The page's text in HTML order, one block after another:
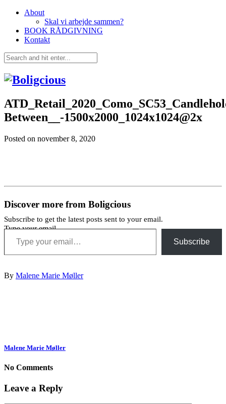
About
Skal vi arbejde sammen?
BOOK RÅDGIVNING
Kontakt
Between__-1500x2000_1024x1024@2x
Posted on november 8, 2020
Discover more from Boligcious
Subscribe to get the latest posts sent to your email.
Type your email…
Subscribe
By Malene Marie Møller
Malene Marie Møller
No Comments
Leave a Reply